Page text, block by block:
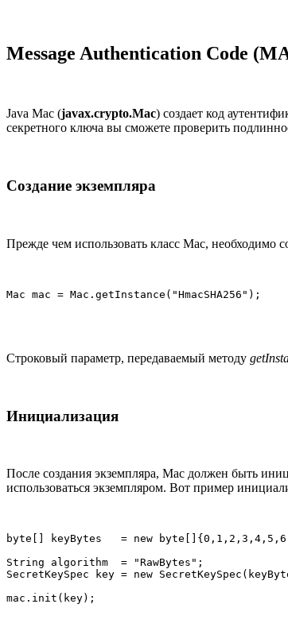
Message Authentication Code
Java Mac (javax.crypto.Mac) создает код
секретного ключа вы сможете проверить
Создание экземпляра
Прежде чем использовать класс Mac, необходимо
Mac mac = Mac.getInstance("HmacSHA256");
Строковый параметр, передаваемый методу
Инициализация
После создания экземпляра, Mac должен быть
использоваться экземпляром. Вот пример
byte[] keyBytes   = new
String algorithm  = "RawBytes";
SecretKeySpec key = new
mac.init(key);